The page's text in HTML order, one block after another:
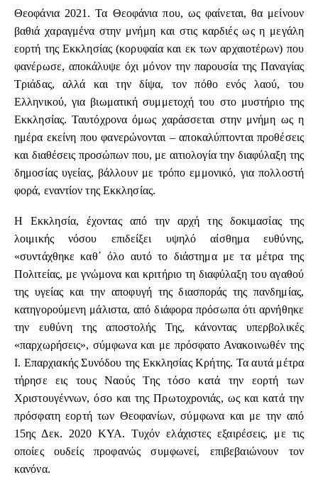
Θεοφάνια 2021. Τα Θεοφάνια που, ως φαίνεται, θα μείνουν
βαθιά χαραγμένα στην μνήμη και στις καρδιές ως η μεγάλη
εορτή της Εκκλησίας (κορυφαία και εκ των αρχαιοτέρων) που
φανέρωσε, αποκάλυψε όχι μόνον την παρουσία της Παναγίας
Τριάδας, αλλά και την δίψα, τον πόθο ενός λαού, του
Ελληνικού, για βιωματική συμμετοχή του στο μυστήριο της
Εκκλησίας. Ταυτόχρονα όμως χαράσσεται στην μνήμη ως η
ημέρα εκείνη που φανερώνονται – αποκαλύπτονται προθέσεις
και διαθέσεις προσώπων που, με αιτιολογία την διαφύλαξη της
δημοσίας υγείας, βάλλουν με τρόπο εμμονικό, για πολλοστή
φορά, εναντίον της Εκκλησίας.
Η Εκκλησία, έχοντας από την αρχή της δοκιμασίας της
λοιμικής νόσου επιδείξει υψηλό αίσθημα ευθύνης,
«συντάχθηκε καθ΄ όλο αυτό το διάστημα με τα μέτρα της
Πολιτείας, με γνώμονα και κριτήριο τη διαφύλαξη του αγαθού
της υγείας και την αποφυγή της διασποράς της πανδημίας,
κατηγορούμενη μάλιστα, από διάφορα πρόσωπα ότι αρνήθηκε
την ευθύνη της αποστολής Της, κάνοντας υπερβολικές
«παρχωρήσεις», σύμφωνα και με πρόσφατο Ανακοινωθέν της
Ι. Επαρχιακής Συνόδου της Εκκλησίας Κρήτης. Τα αυτά μέτρα
τήρησε εις τους Ναούς Της τόσο κατά την εορτή των
Χριστουγέννων, όσο και της Πρωτοχρονιάς, ως και κατά την
πρόσφατη εορτή των Θεοφανίων, σύμφωνα και με την από
15ης Δεκ. 2020 ΚΥΑ. Τυχόν ελάχιστες εξαιρέσεις, με τις
οποίες ουδείς προφανώς συμφωνεί, επιβεβαιώνουν τον
κανόνα.